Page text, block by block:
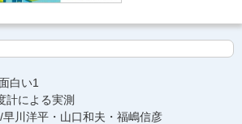
白い1
計による実測
川洋平・山口和夫・福嶋信彦